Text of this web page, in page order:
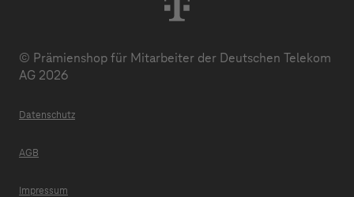
© Prämienshop für Mitarbeiter der Deutschen Telekom
AG 2026
Datenschutz
AGB
Impressum